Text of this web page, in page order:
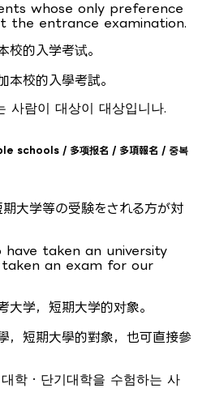
whose only preference
the entrance examination.
校的入学考试。
本校的入學考試。
사람이 대상이 대상입니나.
/ 多项报名 / 多項報名 / 중복
大学等の受験をされる方が対
taken an university
an exam for our
大学，短期大学的对象。
，短期大學的對象，也可直接參
학・단기대학을 수험하는 사